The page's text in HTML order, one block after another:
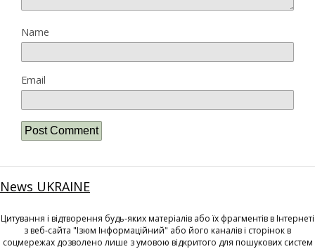
Name
Email
News UKRAINE
Цитування і відтворення будь-яких матеріалів або їх фрагментів в Інтернеті
з веб-сайта "Ізюм Інформаційний" або його каналів і сторінок в
соцмережах дозволено лише з умовою відкритого для пошукових систем